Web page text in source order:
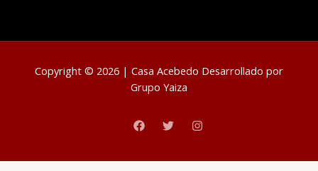
Copyright © 2026 | Casa Acebedo Desarrollado por
Grupo Yaiza